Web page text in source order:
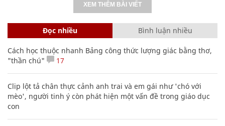
XEM THÊM BÀI VIẾT
Đọc nhiều Bình luận nhiều
Cách học thuộc nhanh Bảng công thức lượng giác bằng thơ,
"thần chú"
17
Clip lột tả chân thực cảnh anh trai và em gái như 'chó với
mèo', người tinh ý còn phát hiện một vấn đề trong giáo dục
con